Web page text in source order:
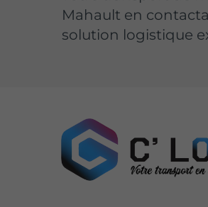
Mahault en
solution logistique